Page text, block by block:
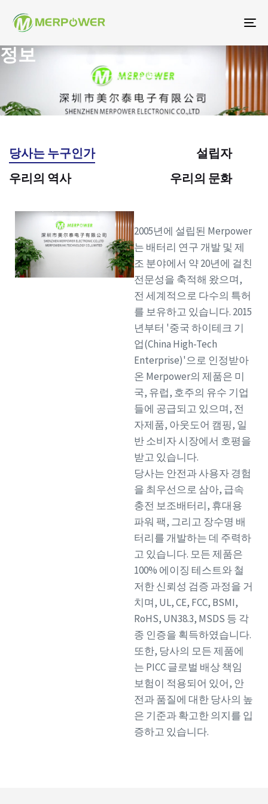
탐
색
토
글
정보
홈 정보
당사는 누구인가
설립자
우리의 역사
우리의 문화
2005년에 설립된 Merpower
는 배터리 연구 개발 및 제
조 분야에서 약 20년에 걸친
전문성을 축적해 왔으며,
전 세계적으로 다수의 특허
를 보유하고 있습니다. 2015
년부터 '중국 하이테크 기
업(China High-Tech
Enterprise)'으로 인정받아
온 Merpower의 제품은 미
국, 유럽, 호주의 유수 기업
들에 공급되고 있으며, 전
자제품, 아웃도어 캠핑, 일
반 소비자 시장에서 호평을
받고 있습니다.
당사는 안전과 사용자 경험
을 최우선으로 삼아, 급속
충전 보조배터리, 휴대용
파워 팩, 그리고 장수명 배
터리를 개발하는 데 주력하
고 있습니다. 모든 제품은
100% 에이징 테스트와 철
저한 신뢰성 검증 과정을 거
치며, UL, CE, FCC, BSMI,
RoHS, UN38.3, MSDS 등 각
종 인증을 획득하였습니다.
또한, 당사의 모든 제품에
는 PICC 글로벌 배상 책임
보험이 적용되어 있어, 안
전과 품질에 대한 당사의 높
은 기준과 확고한 의지를 입
증하고 있습니다.